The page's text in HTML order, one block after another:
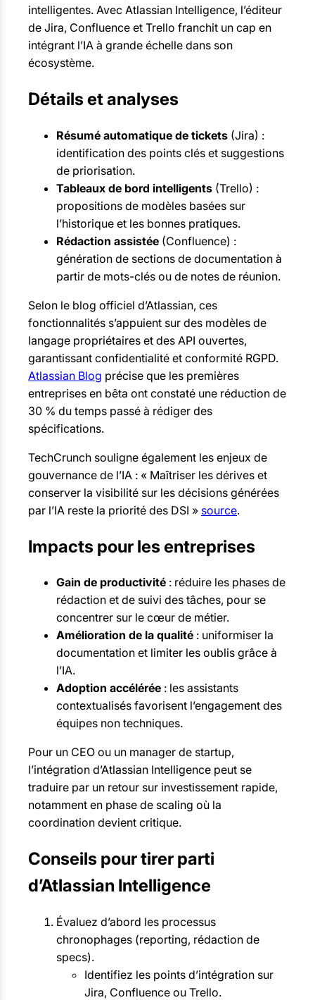
intelligentes. Avec Atlassian Intelligence, l’éditeur
de Jira, Confluence et Trello franchit un cap en
intégrant l’IA à grande échelle dans son
écosystème.
Détails et analyses
Résumé automatique de tickets (Jira) :
identification des points clés et suggestions
de priorisation.
Tableaux de bord intelligents (Trello) :
propositions de modèles basées sur
l’historique et les bonnes pratiques.
Rédaction assistée (Confluence) :
génération de sections de documentation à
partir de mots-clés ou de notes de réunion.
Selon le blog officiel d’Atlassian, ces
fonctionnalités s’appuient sur des modèles de
langage propriétaires et des API ouvertes,
garantissant confidentialité et conformité RGPD.
Atlassian Blog précise que les premières
entreprises en bêta ont constaté une réduction de
30 % du temps passé à rédiger des
spécifications.
TechCrunch souligne également les enjeux de
gouvernance de l’IA : « Maîtriser les dérives et
conserver la visibilité sur les décisions générées
par l’IA reste la priorité des DSI » source.
Impacts pour les entreprises
Gain de productivité : réduire les phases de
rédaction et de suivi des tâches, pour se
concentrer sur le cœur de métier.
Amélioration de la qualité : uniformiser la
documentation et limiter les oublis grâce à
l’IA.
Adoption accélérée : les assistants
contextualisés favorisent l’engagement des
équipes non techniques.
Pour un CEO ou un manager de startup,
l’intégration d’Atlassian Intelligence peut se
traduire par un retour sur investissement rapide,
notamment en phase de scaling où la
coordination devient critique.
Conseils pour tirer parti
d’Atlassian Intelligence
Évaluez d’abord les processus
chronophages (reporting, rédaction de
specs).
Identifiez les points d’intégration sur
Jira, Confluence ou Trello.